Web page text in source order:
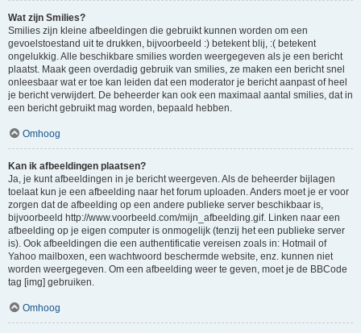
Wat zijn Smilies?
Smilies zijn kleine afbeeldingen die gebruikt kunnen worden om een
gevoelstoestand uit te drukken, bijvoorbeeld :) betekent blij, :( betekent
ongelukkig. Alle beschikbare smilies worden weergegeven als je een bericht
plaatst. Maak geen overdadig gebruik van smilies, ze maken een bericht snel
onleesbaar wat er toe kan leiden dat een moderator je bericht aanpast of heel
je bericht verwijdert. De beheerder kan ook een maximaal aantal smilies, dat in
een bericht gebruikt mag worden, bepaald hebben.
Omhoog
Kan ik afbeeldingen plaatsen?
Ja, je kunt afbeeldingen in je bericht weergeven. Als de beheerder bijlagen
toelaat kun je een afbeelding naar het forum uploaden. Anders moet je er voor
zorgen dat de afbeelding op een andere publieke server beschikbaar is,
bijvoorbeeld http://www.voorbeeld.com/mijn_afbeelding.gif. Linken naar een
afbeelding op je eigen computer is onmogelijk (tenzij het een publieke server
is). Ook afbeeldingen die een authentificatie vereisen zoals in: Hotmail of
Yahoo mailboxen, een wachtwoord beschermde website, enz. kunnen niet
worden weergegeven. Om een afbeelding weer te geven, moet je de BBCode
tag [img] gebruiken.
Omhoog